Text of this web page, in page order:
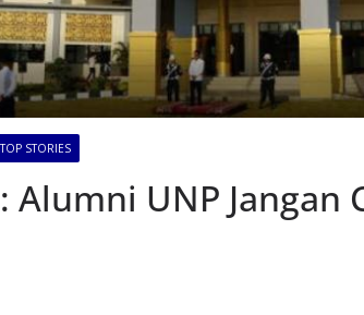
TOP STORIES
Alumni UNP Jangan